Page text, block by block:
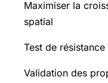
Maximiser la
spatial
Test de
Validation des